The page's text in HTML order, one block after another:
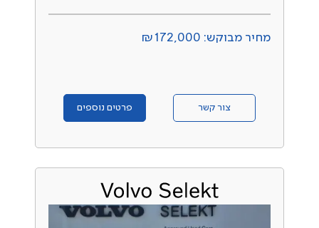
מחיר מבוקש: ₪172,000
צור קשר פרטים נוספים